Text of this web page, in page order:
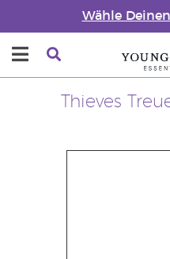
Wähle
Thieves